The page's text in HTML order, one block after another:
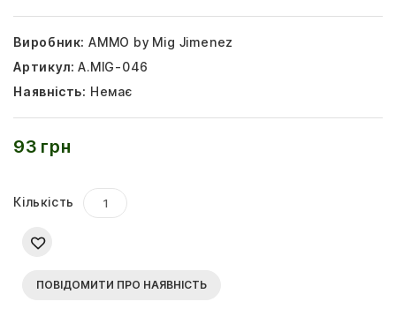
Виробник: AMMO by Mig Jimenez
Артикул: A.MIG-046
Наявність: Немає
93 грн
Кількість
ПОВІДОМИТИ ПРО НАЯВНІСТЬ